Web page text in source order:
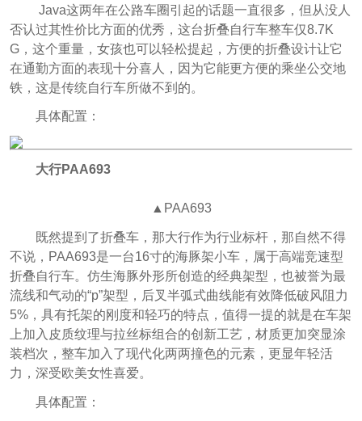
Java这两年在公路车圈引起的话题一直很多，但从没人
否认过其性价比方面的优秀，这台折叠自行车整车仅8.7K
G，这个重量，女孩也可以轻松提起，方便的折叠设计让它
在通勤方面的表现十分喜人，因为它能更方便的乘坐公交地
铁，这是传统自行车所做不到的。
具体配置：
大行PAA693
▲PAA693
既然提到了折叠车，那大行作为行业标杆，那自然不得
不说，PAA693是一台16寸的海豚架小车，属于高端竞速型
折叠自行车。仿生海豚外形所创造的经典架型，也被誉为最
流线和气动的“p”架型，后叉半弧式曲线能有效降低破风阻力
5%，具有托架的刚度和轻巧的特点，值得一提的就是在车架
上加入皮质纹理与拉丝标组合的创新工艺，材质更加突显涂
装档次，整车加入了现代化两两撞色的元素，更显年轻活
力，深受欧美女性喜爱。
具体配置：